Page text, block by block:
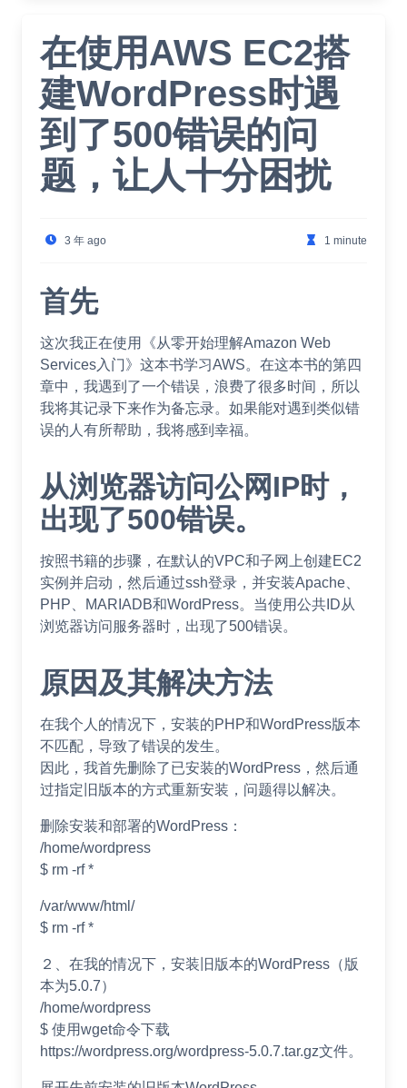
在使用AWS EC2搭
建WordPress时遇
到了500错误的问
题，让人十分困扰
3 年 ago 1 minute
首先
这次我正在使用《从零开始理解Amazon Web
Services入门》这本书学习AWS。在这本书的第四
章中，我遇到了一个错误，浪费了很多时间，所以
我将其记录下来作为备忘录。如果能对遇到类似错
误的人有所帮助，我将感到幸福。
从浏览器访问公网IP时，
出现了500错误。
按照书籍的步骤，在默认的VPC和子网上创建EC2
实例并启动，然后通过ssh登录，并安装Apache、
PHP、MARIADB和WordPress。当使用公共ID从
浏览器访问服务器时，出现了500错误。
原因及其解决方法
在我个人的情况下，安装的PHP和WordPress版本
不匹配，导致了错误的发生。
因此，我首先删除了已安装的WordPress，然后通
过指定旧版本的方式重新安装，问题得以解决。
删除安装和部署的WordPress：
/home/wordpress
$ rm -rf *
/var/www/html/
$ rm -rf *
２、在我的情况下，安装旧版本的WordPress（版
本为5.0.7）
/home/wordpress
$ 使用wget命令下载
https://wordpress.org/wordpress-5.0.7.tar.gz文件。